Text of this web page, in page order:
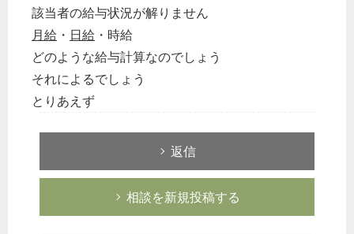
該当者の給与状況が解りません
月給 ・ 日給 ・時給
どのような給与計算なのでしょう
それによるでしょう
とりあえず
返信
相談を新規投稿する